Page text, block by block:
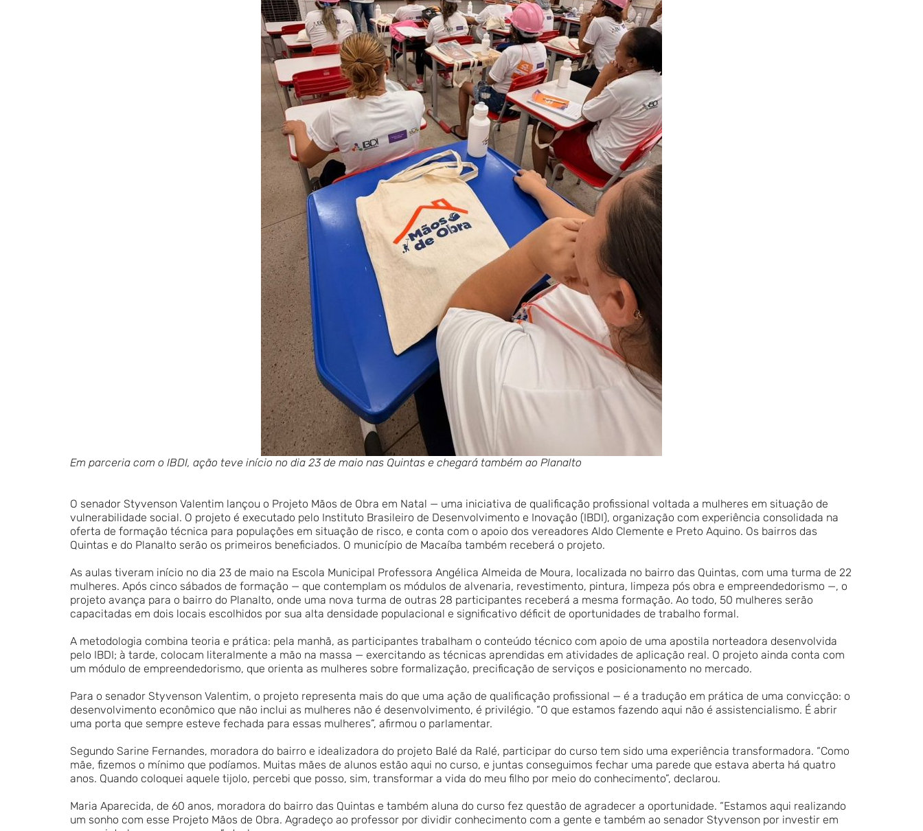
Em parceria com o IBDI, ação teve início no dia 23 de maio nas Quintas e chegará também ao Planalto
O senador Styvenson Valentim lançou o Projeto Mãos de Obra em Natal — uma iniciativa de qualificação profissional voltada a mulheres em situação de
vulnerabilidade social. O projeto é executado pelo Instituto Brasileiro de Desenvolvimento e Inovação (IBDI), organização com experiência consolidada na
oferta de formação técnica para populações em situação de risco, e conta com o apoio dos vereadores Aldo Clemente e Preto Aquino. Os bairros das
Quintas e do Planalto serão os primeiros beneficiados. O município de Macaíba também receberá o projeto.
As aulas tiveram início no dia 23 de maio na Escola Municipal Professora Angélica Almeida de Moura, localizada no bairro das Quintas, com uma turma de 22
mulheres. Após cinco sábados de formação — que contemplam os módulos de alvenaria, revestimento, pintura, limpeza pós obra e empreendedorismo —, o
projeto avança para o bairro do Planalto, onde uma nova turma de outras 28 participantes receberá a mesma formação. Ao todo, 50 mulheres serão
capacitadas em dois locais escolhidos por sua alta densidade populacional e significativo déficit de oportunidades de trabalho formal.
A metodologia combina teoria e prática: pela manhã, as participantes trabalham o conteúdo técnico com apoio de uma apostila norteadora desenvolvida
pelo IBDI; à tarde, colocam literalmente a mão na massa — exercitando as técnicas aprendidas em atividades de aplicação real. O projeto ainda conta com
um módulo de empreendedorismo, que orienta as mulheres sobre formalização, precificação de serviços e posicionamento no mercado.
Para o senador Styvenson Valentim, o projeto representa mais do que uma ação de qualificação profissional — é a tradução em prática de uma convicção: o
desenvolvimento econômico que não inclui as mulheres não é desenvolvimento, é privilégio. “O que estamos fazendo aqui não é assistencialismo. É abrir
uma porta que sempre esteve fechada para essas mulheres”, afirmou o parlamentar.
Segundo Sarine Fernandes, moradora do bairro e idealizadora do projeto Balé da Ralé, participar do curso tem sido uma experiência transformadora. “Como
mãe, fizemos o mínimo que podíamos. Muitas mães de alunos estão aqui no curso, e juntas conseguimos fechar uma parede que estava aberta há quatro
anos. Quando coloquei aquele tijolo, percebi que posso, sim, transformar a vida do meu filho por meio do conhecimento”, declarou.
Maria Aparecida, de 60 anos, moradora do bairro das Quintas e também aluna do curso fez questão de agradecer a oportunidade. “Estamos aqui realizando
um sonho com esse Projeto Mãos de Obra. Agradeço ao professor por dividir conhecimento com a gente e também ao senador Styvenson por investir em